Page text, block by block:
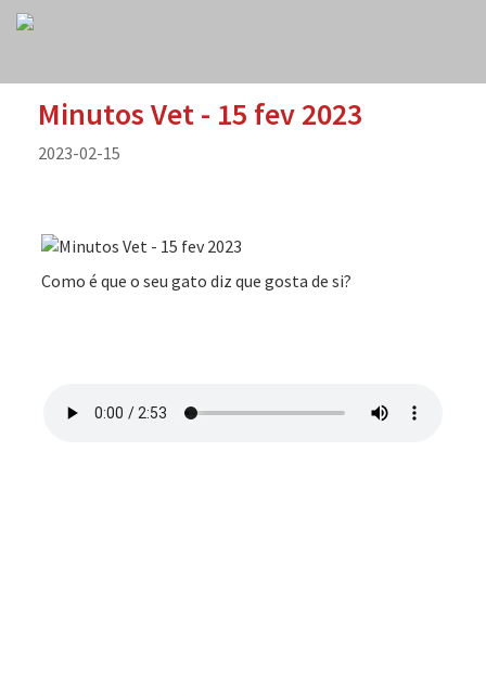
Minutos Vet - 15 fev 2023
2023-02-15
Como é que o seu gato diz que gosta de si?